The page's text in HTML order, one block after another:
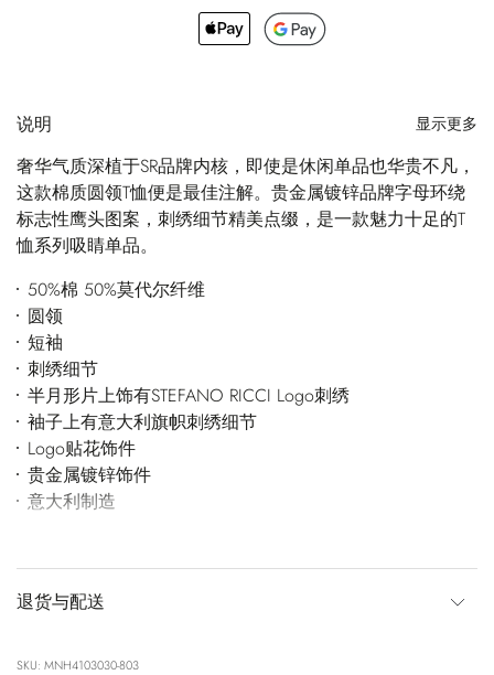
说明 显示更多
奢华气质深植于SR品牌内核，即使是休闲单品也华贵不凡，
这款棉质圆领T恤便是最佳注解。贵金属镀锌品牌字母环绕
标志性鹰头图案，刺绣细节精美点缀，是一款魅力十足的T
恤系列吸睛单品。
50%棉 50%莫代尔纤维
圆领
短袖
刺绣细节
半月形片上饰有STEFANO RICCI Logo刺绣
袖子上有意大利旗帜刺绣细节
Logo贴花饰件
贵金属镀锌饰件
意大利制造
退货与配送
SKU: MNH4103030-803